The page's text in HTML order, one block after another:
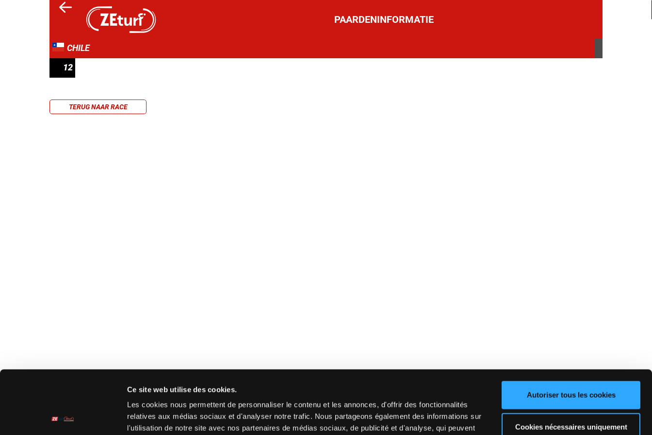
Ce site web utilise des cookies.
Les cookies nous permettent de personnaliser le contenu et les annonces, d'offrir des fonctionnalités
relatives aux médias sociaux et d'analyser notre trafic. Nous partageons également des informations sur
l'utilisation de notre site avec nos partenaires de médias sociaux, de publicité et d'analyse, qui peuvent
Autoriser tous les cookies
Cookies nécessaires uniquement
PAARDENINFORMATIE
CHILE
12
TERUG NAAR RACE